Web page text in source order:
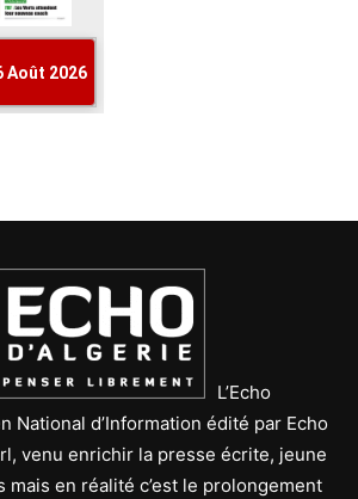
L’Echo
National d’Information édité par Echo
venu enrichir la presse écrite, jeune
mais en réalité c’est le prolongement